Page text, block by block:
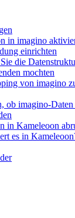
in imagino
einrichten
die
mochten
von imagino
ob imagino-
in Kameleoon
es in